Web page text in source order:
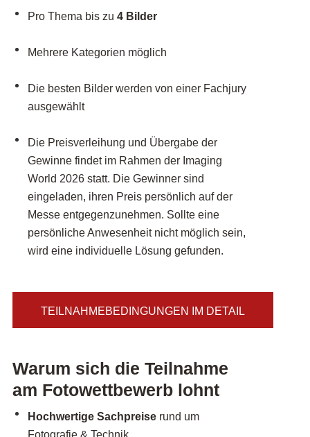
Pro Thema bis zu 4 Bilder
Mehrere Kategorien möglich
Die besten Bilder werden von einer Fachjury
ausgewählt
Die Preisverleihung und Übergabe der
Gewinne findet im Rahmen der Imaging
World 2026 statt. Die Gewinner sind
eingeladen, ihren Preis persönlich auf der
Messe entgegenzunehmen. Sollte eine
persönliche Anwesenheit nicht möglich sein,
wird eine individuelle Lösung gefunden.
TEILNAHMEBEDINGUNGEN IM DETAIL
Warum sich die Teilnahme
am Fotowettbewerb lohnt
Hochwertige Sachpreise rund um
Fotografie & Technik